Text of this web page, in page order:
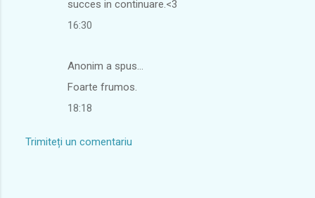
succes in continuare.<3
16:30
Anonim a spus…
Foarte frumos.
18:18
Trimiteți un comentariu